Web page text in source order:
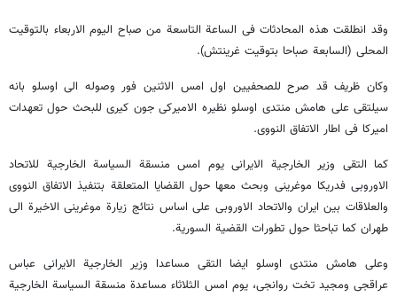
وقد انطلقت هذه المحادثات فی الساعة التاسعة من صباح الیوم الاربعاء بالتوقیت
المحلی (السابعة صباحا بتوقیت غرینتش).
وکان ظریف قد صرح للصحفیین اول امس الاثنین فور وصوله الى اوسلو بانه
سیلتقی على هامش منتدى اوسلو نظیره الامیرکی جون کیری للبحث حول تعهدات
امیرکا فی اطار الاتفاق النووی.
کما التقى وزیر الخارجیة الایرانی یوم امس منسقة السیاسة الخارجیة للاتحاد
الاوروبی فدریکا موغرینی وبحث معها حول القضایا المتعلقة بتنفیذ الاتفاق النووی
والعلاقات بین ایران والاتحاد الاوروبی على اساس نتائج زیارة موغرینی الاخیرة الى
طهران کما تباحثا حول تطورات القضیة السوریة.
وعلى هامش منتدى اوسلو ایضا التقى مساعدا وزیر الخارجیة الایرانی عباس
عراقجی ومجید تخت روانجی، یوم امس الثلاثاء مساعدة منسقة السیاسة الخارجیة